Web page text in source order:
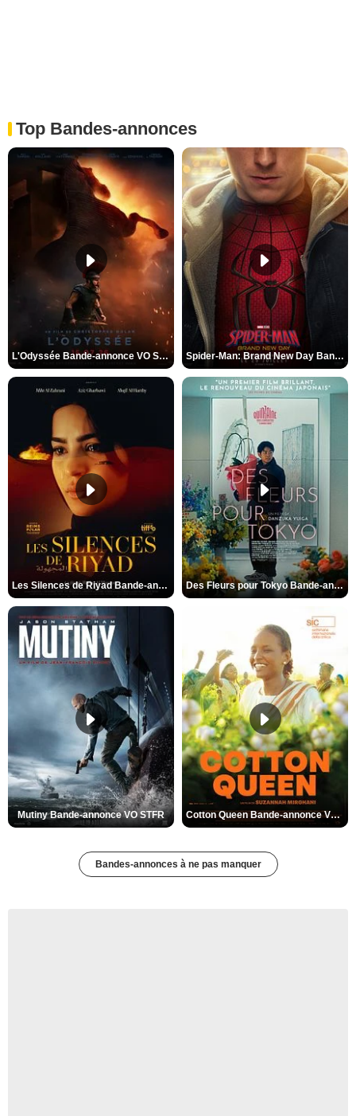
Top Bandes-annonces
L'Odyssée Bande-annonce VO STFR Spider-Man: Brand New Day Bande-annonce VO STFR
Les Silences de Riyad Bande-annonce VO STFR Des Fleurs pour Tokyo Bande-annonce VO STFR
Mutiny Bande-annonce VO STFR Cotton Queen Bande-annonce VO STFR
Bandes-annonces à ne pas manquer